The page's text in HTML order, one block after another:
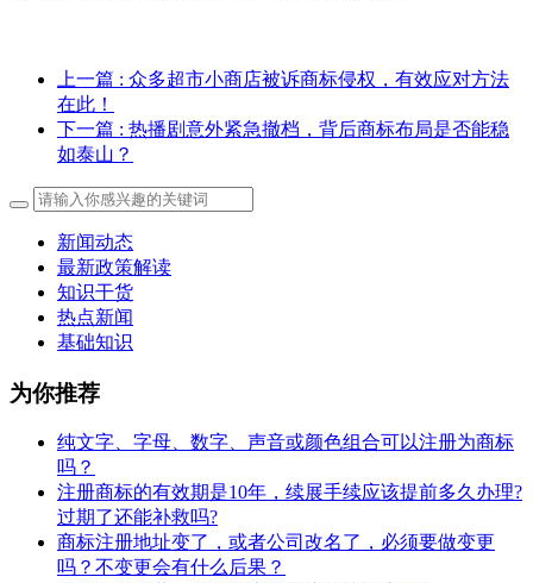
上一篇 : 众多超市小商店被诉商标侵权，有效应对方法
在此！
下一篇 : 热播剧意外紧急撤档，背后商标布局是否能稳
如泰山？
新闻动态
最新政策解读
知识干货
热点新闻
基础知识
为你推荐
纯文字、字母、数字、声音或颜色组合可以注册为商标
吗？
注册商标的有效期是10年，续展手续应该提前多久办理?
过期了还能补救吗?
商标注册地址变了，或者公司改名了，必须要做变更
吗？不变更会有什么后果？